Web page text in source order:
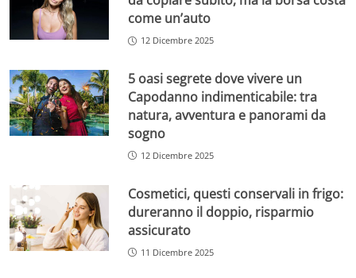
come un’auto
12 Dicembre 2025
5 oasi segrete dove vivere un
Capodanno indimenticabile: tra
natura, avventura e panorami da
sogno
12 Dicembre 2025
Cosmetici, questi conservali in frigo:
dureranno il doppio, risparmio
assicurato
11 Dicembre 2025